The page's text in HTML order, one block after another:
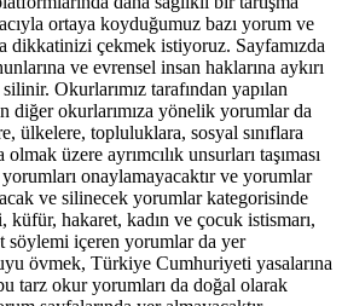
ortaya koyduğumuz bazı yorum ve
dikkatinizi çekmek istiyoruz. Sayfamızda
ve evrensel insan haklarına aykırı
Okurlarımız tarafından yapılan
diğer okurlarımıza yönelik yorumlar da
ülkelere, topluluklara, sosyal sınıflara
üzere ayrımcılık unsurları taşıması
onaylamayacaktır ve yorumlar
ve silinecek yorumlar kategorisinde
küfür, hakaret, kadın ve çocuk istismarı,
söylemi içeren yorumlar da yer
övmek, Türkiye Cumhuriyeti yasalarına
tarz okur yorumları da doğal olarak